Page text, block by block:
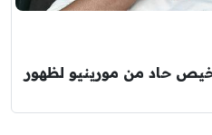
حاد من مورينيو لظهور